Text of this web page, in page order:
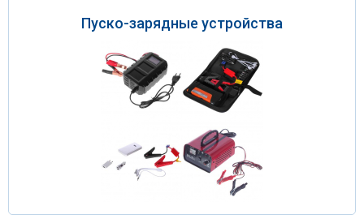
Пуско-зарядные устройства